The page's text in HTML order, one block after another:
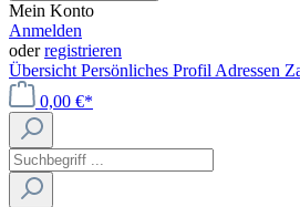
Mein Konto
Anmelden
oderregistrieren
Übersicht Persönliches Profil Adressen
0,00 €*